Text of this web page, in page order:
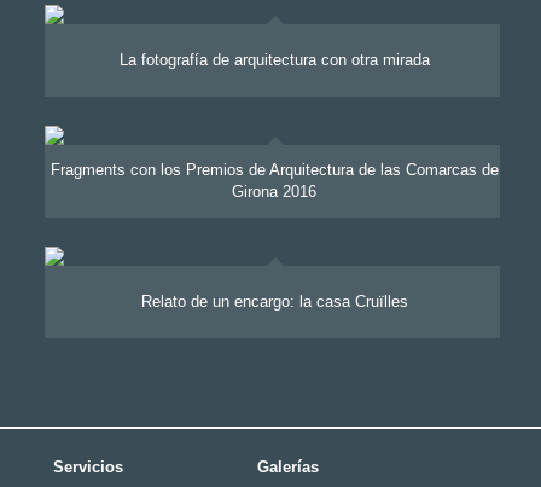
La fotografía de arquitectura con otra mirada
Fragments con los Premios de Arquitectura de las Comarcas de
Girona 2016
Relato de un encargo: la casa Cruïlles
Servicios Galerías